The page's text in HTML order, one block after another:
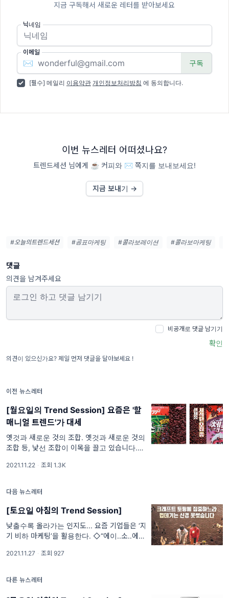
지금 구독해서 새로운 레터를 받아보세요
닉네임
이메일
✉️
[필수] 메일리 이용약관 개인정보처리방침 에 동의합니다.
이번 뉴스레터 어떠셨나요?
트렌드세션 님에게 ☕️ 커피와 ✉️ 쪽지를 보내보세요!
지금 보내기 →
#오늘의트렌드세션 #곰표마케팅 #콜라보레이션 #콜라보마케팅
댓글
의견을 남겨주세요
비공개로 댓글 남기기
확인
의견이 있으신가요? 제일 먼저 댓글을 달아보세요 !
이전 뉴스레터
[월요일의 Trend Session] 요즘은 '할
매니얼 트렌드'가 대세
옛것과 새로운 것의 조합. 옛것과 새로운 것의
조합 등, 낯선 조합이 이목을 끌고 있습니다. 특
요. 할매니얼이란 할머니와 ‘밀레니얼’을 합친
2021.11.22 · 조회 1.3K
다음 뉴스레터
[토요일 아침의 Trend Session]
낮출수록 올라가는 인지도... 요즘 기업들은 ‘자
기 비하 마케팅’을 활용한다. ◇“에이..소..에이
기 유튜브 크리에이터 장삐쭈가 만든 ‘노트
화제입니다. '스타벅스에 가려
2021.11.27 · 조회 927
다른 뉴스레터